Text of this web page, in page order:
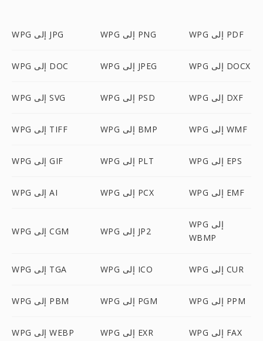
WPG إلى JPG WPG إلى PNG WPG إلى PDF
WPG إلى DOC WPG إلى JPEG WPG إلى DOCX
WPG إلى SVG WPG إلى PSD WPG إلى DXF
WPG إلى TIFF WPG إلى BMP WPG إلى WMF
WPG إلى GIF WPG إلى PLT WPG إلى EPS
WPG إلى AI WPG إلى PCX WPG إلى EMF
WPG إلى CGM WPG إلى JP2
WPG إلى
WBMP
WPG إلى TGA WPG إلى ICO WPG إلى CUR
WPG إلى PBM WPG إلى PGM WPG إلى PPM
WPG إلى WEBP WPG إلى EXR WPG إلى FAX